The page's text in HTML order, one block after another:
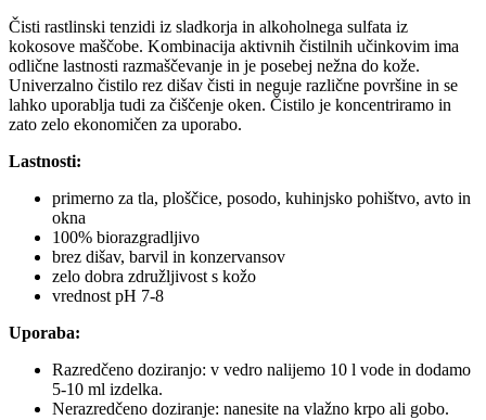
Čisti rastlinski tenzidi iz sladkorja in alkoholnega sulfata iz
kokosove maščobe. Kombinacija aktivnih čistilnih učinkovim ima
odlične lastnosti razmaščevanje in je posebej nežna do kože.
Univerzalno čistilo rez dišav čisti in neguje različne površine in se
lahko uporablja tudi za čiščenje oken. Čistilo je koncentriramo in
zato zelo ekonomičen za uporabo.
Lastnosti:
primerno za tla, ploščice, posodo, kuhinjsko pohištvo, avto in
okna
100% biorazgradljivo
brez dišav, barvil in konzervansov
zelo dobra združljivost s kožo
vrednost pH 7-8
Uporaba:
Razredčeno doziranjo: v vedro nalijemo 10 l vode in dodamo
5-10 ml izdelka.
Nerazredčeno doziranje: nanesite na vlažno krpo ali gobo.